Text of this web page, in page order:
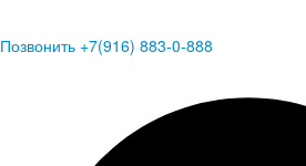
Позвонить +7(916) 883-0-888